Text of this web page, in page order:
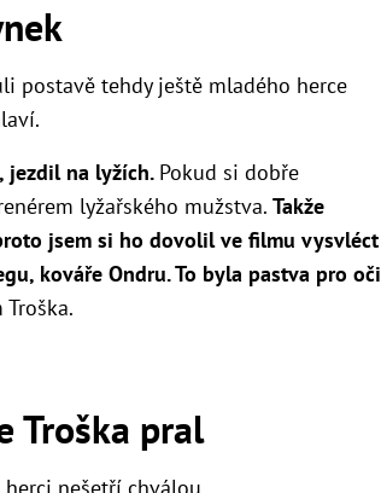
postavě tehdy ještě mladého herce
jezdil na lyžích. Pokud si dobře
lyžařského mužstva. Takže
jsem si ho dovolil ve filmu vysvléct
kováře Ondru. To byla pastva pro oči
Troška pral